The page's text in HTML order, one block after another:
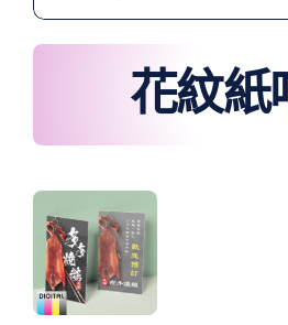
花紋紙